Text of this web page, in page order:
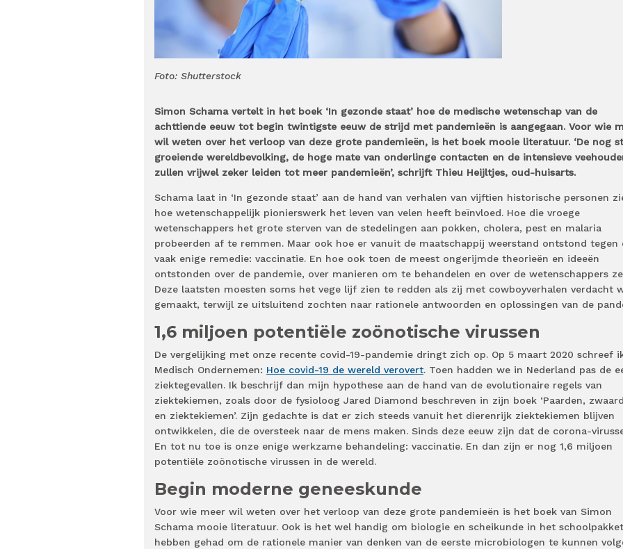
Foto: Shutterstock
Simon Schama vertelt in het boek ‘In gezonde staat’ hoe de medische wetenschap van de
achttiende eeuw tot begin twintigste eeuw de strijd met pandemieën is aangegaan. Voor wie
wil weten over het verloop van deze grote pandemieën, is het boek mooie literatuur. ‘De nog
groeiende wereldbevolking, de hoge mate van onderlinge contacten en de intensieve
zullen vrijwel zeker leiden tot meer pandemieën’, schrijft Thieu Heijltjes, oud-huisarts.
Schama laat in ‘In gezonde staat’ aan de hand van verhalen van vijftien historische personen
hoe wetenschappelijk pionierswerk het leven van velen heeft beïnvloed. Hoe die vroege
wetenschappers het grote sterven van de stedelingen aan pokken, cholera, pest en malaria
probeerden af te remmen. Maar ook hoe er vanuit de maatschappij weerstand ontstond tegen
vaak enige remedie: vaccinatie. En hoe ook toen de meest ongerijmde theorieën en ideeën
ontstonden over de pandemie, over manieren om te behandelen en over de wetenschappers
Deze laatsten moesten soms het vege lijf zien te redden als zij met cowboyverhalen verdacht
gemaakt, terwijl ze uitsluitend zochten naar rationele antwoorden en oplossingen van de
1,6 miljoen potentiële zoönotische virussen
De vergelijking met onze recente covid-19-pandemie dringt zich op. Op 5 maart 2020 schreef
Medisch Ondernemen: Hoe covid-19 de wereld verovert. Toen hadden we in Nederland pas de
ziektegevallen. Ik beschrijf dan mijn hypothese aan de hand van de evolutionaire regels van
ziektekiemen, zoals door de fysioloog Jared Diamond beschreven in zijn boek ‘Paarden,
en ziektekiemen’. Zijn gedachte is dat er zich steeds vanuit het dierenrijk ziektekiemen blijven
ontwikkelen, die de oversteek naar de mens maken. Sinds deze eeuw zijn dat de corona-
En tot nu toe is onze enige werkzame behandeling: vaccinatie. En dan zijn er nog 1,6 miljoen
potentiële zoönotische virussen in de wereld.
Begin moderne geneeskunde
Voor wie meer wil weten over het verloop van deze grote pandemieën is het boek van Simon
Schama mooie literatuur. Ook is het wel handig om biologie en scheikunde in het
hebben gehad om de rationele manier van denken van de eerste microbiologen te kunnen